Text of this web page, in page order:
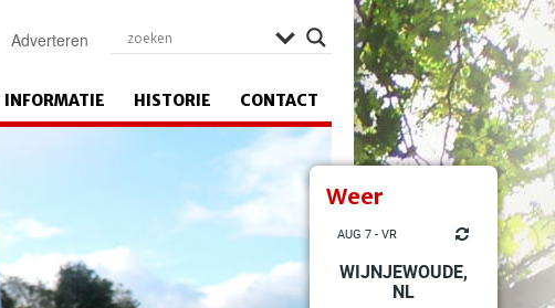
Weer
AUG 7 - VR
WIJNJEWOUDE,
NL
Adverteren
INFORMATIE HISTORIE CONTACT